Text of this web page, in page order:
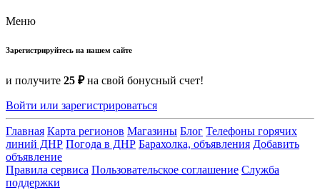
Меню
Зарегистрируйтесь на нашем сайте
и получите 25 ₽на свой бонусный счет!
Войти или зарегистрироваться
Главная Карта регионов Магазины Блог Телефоны горячих
линий ДНР Погода в ДНР Барахолка, объявления Добавить
объявление
Правила сервиса Пользовательское соглашение Служба
поддержки